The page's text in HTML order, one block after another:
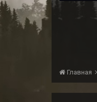
Главная